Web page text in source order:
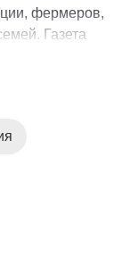
фермеров,
Газета
выплат,
«Ставрополь-